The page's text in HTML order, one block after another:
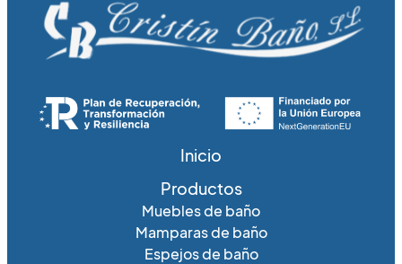
Inicio
Productos
Muebles de baño
Mamparas de baño
Espejos de baño